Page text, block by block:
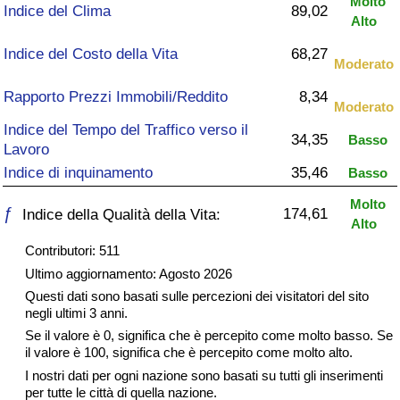
Indice del Clima 89,02
Alto
Indice del Costo della Vita 68,27
Moderato
Rapporto Prezzi Immobili/Reddito 8,34
Moderato
Indice del Tempo del Traffico verso il
Lavoro
34,35 Basso
Indice di inquinamento 35,46 Basso
ƒ Indice della Qualità della Vita: 174,61
Molto
Alto
Contributori: 511
Ultimo aggiornamento: Agosto 2026
Questi dati sono basati sulle percezioni dei visitatori del sito
negli ultimi 3 anni.
Se il valore è 0, significa che è percepito come molto basso. Se
il valore è 100, significa che è percepito come molto alto.
I nostri dati per ogni nazione sono basati su tutti gli inserimenti
per tutte le città di quella nazione.
Indice dell’Assistenza Sanitaria
Indice dell’Assistenza Sanitaria per
Nazione
Indice dell’Inquinamento (Corrente)
Indice di inquinamento
Indice dell’Inquinamento per Nazione